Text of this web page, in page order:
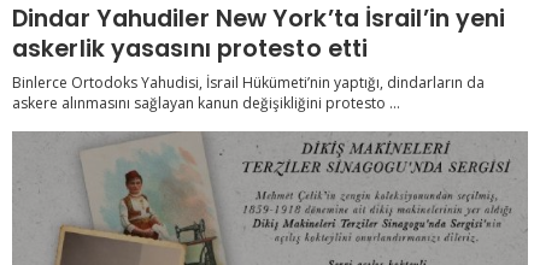
Dindar Yahudiler New York’ta İsrail’in yeni
askerlik yasasını protesto etti
Binlerce Ortodoks Yahudisi, İsrail Hükümeti’nin yaptığı, dindarların da
askere alınmasını sağlayan kanun değişikliğini protesto ...